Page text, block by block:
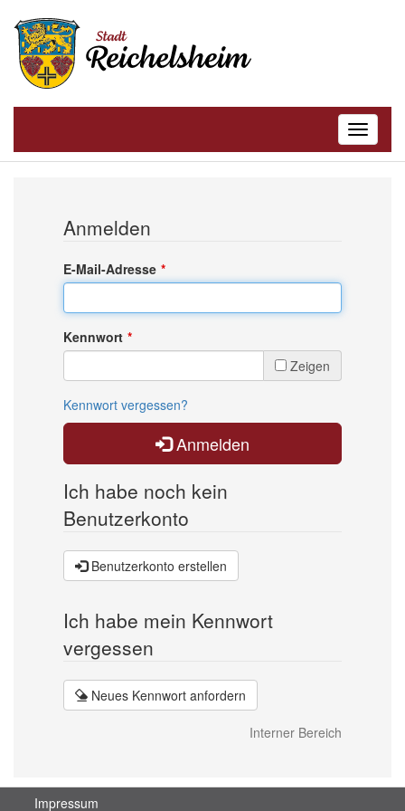
Toggle
Anmelden
E-Mail-Adresse
Kennwort
Zeigen
Kennwort vergessen?
Anmelden
Ich habe noch kein
Benutzerkonto
Benutzerkonto erstellen
Ich habe mein Kennwort
vergessen
Neues Kennwort anfordern
Interner Bereich
Impressum